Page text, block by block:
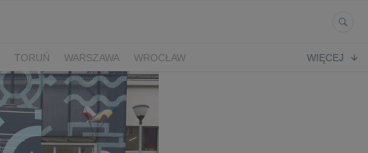
TORUŃ WARSZAWA
WROCŁAW
WIĘCEJ